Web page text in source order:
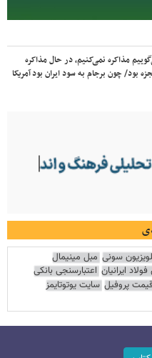
مذاکره نمی‌کنیم، در حال مذاکره
بود/ چون برجام به سود ایران بود آمریکا
سونی مبل مینیمال
ایرانیان اعتبارسنجی بانکی
پروفیل سایت یوتوتایمز